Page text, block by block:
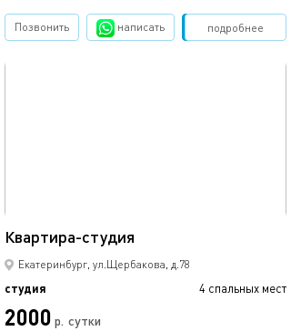
подробнее
Позвонить написать Забронировать
Квартира-студия
Екатеринбург, ул.Щербакова, д.78
студия 4 спальных мест
2000 р. сутки